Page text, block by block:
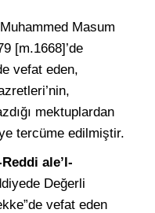
Masum
[m.1668]’de
vefat eden,
mektuplardan
tercüme edilmiştir.
ale’l-
Değerli
vefat eden